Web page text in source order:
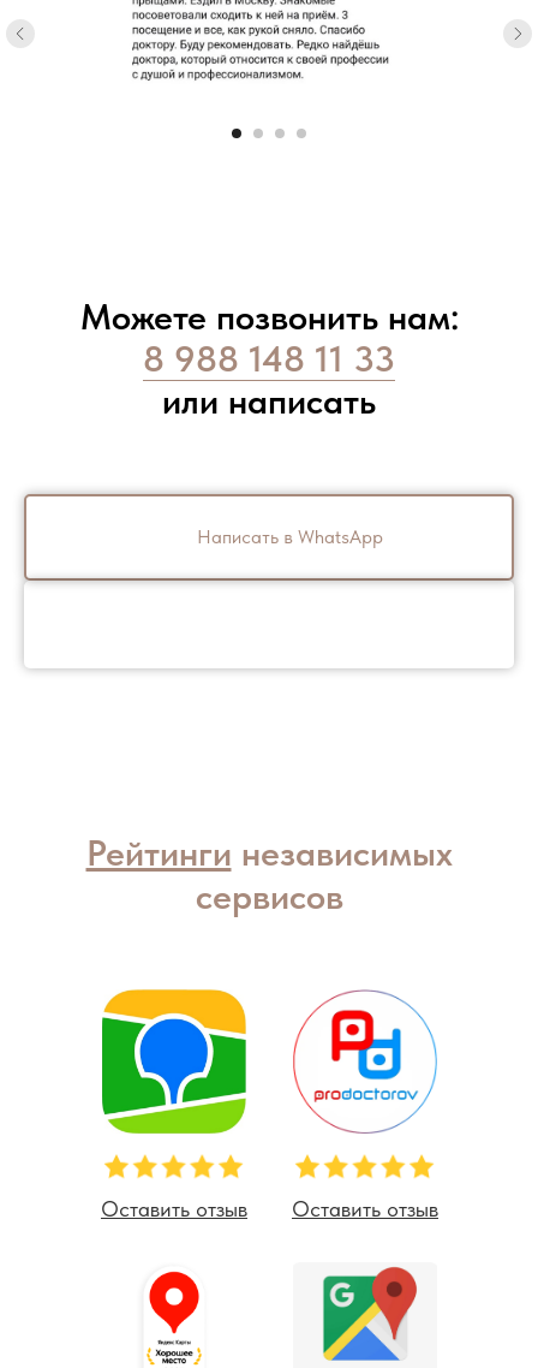
Можете позвонить нам:
8 988 148 11 33
или написать
Написать в WhatsApp
Рейтинги независимых
сервисов
Оставить отзыв Оставить отзыв